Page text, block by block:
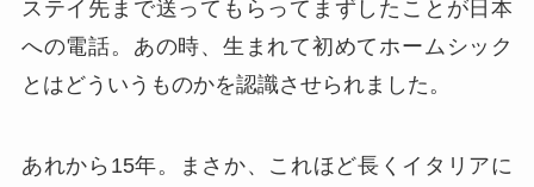
ステイ先まで送ってもらってまずしたことが日本
への電話。あの時、生まれて初めてホームシック
とはどういうものかを認識させられました。
あれから15年。まさか、これほど長くイタリアに